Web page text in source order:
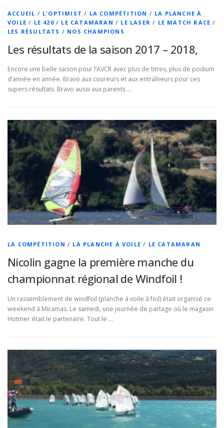
ACCUEIL / L'OPTIMIST / LA COMPÉTITION / LA PLANCHE À
VOILE / LE 420/ LE CATAMARAN / LE LASER / LE MATCH RACE /
LES RÉSULTATS / NOS CHAMPIONS
Les résultats de la saison 2017 – 2018,
Encore une belle saison pour l’AVCR avec plus de titres, plus de podium
d’année en année. Bravo aux coureurs et aux entraîneurs pour ces
supers résultats. Bravo aussi aux parents …
LA COMPÉTITION / LA PLANCHE À VOILE / LE CATAMARAN
Nicolin gagne la première manche du
championnat régional de Windfoil !
Un rassemblement de windfoil (planche à voile à foil) était organisé ce
weekend à Miramas. Le samedi, une journée de partage où le magasin
Hotmer était le partenaire. Tout le …